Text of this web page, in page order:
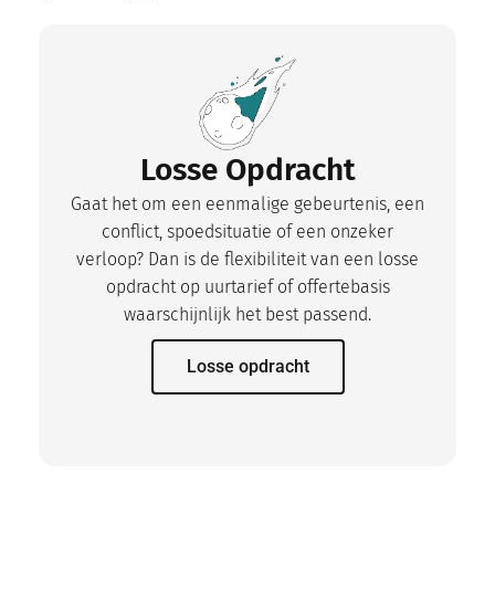
Losse Opdracht
Gaat het om een eenmalige gebeurtenis, een
conflict, spoedsituatie of een onzeker
verloop? Dan is de flexibiliteit van een losse
opdracht op uurtarief of offertebasis
waarschijnlijk het best passend.
Losse opdracht